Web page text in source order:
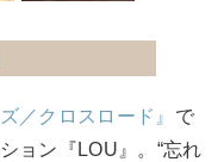
／クロスロード』 で
ョン『LOU』。“忘れ